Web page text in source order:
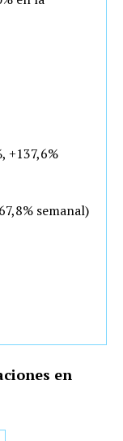
+137,6%
semanal)
en